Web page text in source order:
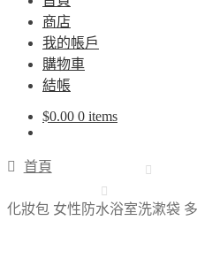
商店
我的帳戶
購物車
結帳
$0.00 0 items
首頁
化妝包 女性防水浴室洗漱袋